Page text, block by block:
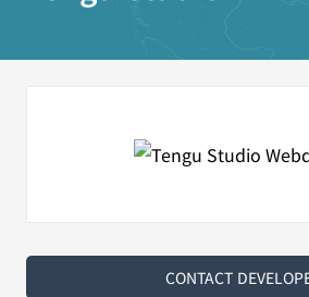
뛰
CONTACT